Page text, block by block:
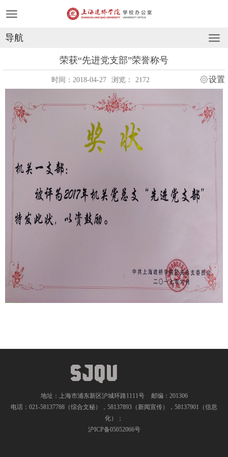
导航
荣获“先进党支部”荣誉称号
时间：2018-04-27 浏览： 2172 设置
地址：上海市浦东新区沪城环路1111号
邮编：201306
电话：021-58137788（综合文秘），58137893（新闻宣传），58137901（信息
化）；
沪ICP备05052066号